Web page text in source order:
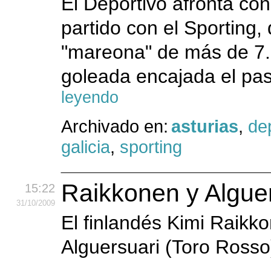
partido con el
"mareona" de más de
goleada encajada el
leyendo
Archivado en: asturias,
galicia, sporting
15:22
31/10/2009 Raikkonen y
El finlandés Kimi
Alguersuari (Toro